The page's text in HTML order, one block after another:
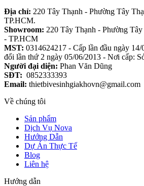
Địa chỉ: 220 Tây Thạnh - Phường Tây
TP.HCM.
Showroom: 220 Tây Thạnh - Phường
- TP.HCM
MST: 0314624217 - Cấp lần đầu ngày
đổi lần thứ 2 ngày 05/06/2013 - Nơi cấp:
Người đại diện: Phan Văn Dũng
SĐT: 0852333393
Email: thietbivesinhgiakhovn@gmail.com
Về chúng tôi
Sản phẩm
Dịch Vụ Nova
Hướng Dẫn
Dự Án Thực Tế
Blog
Liên hệ
Hướng dẫn